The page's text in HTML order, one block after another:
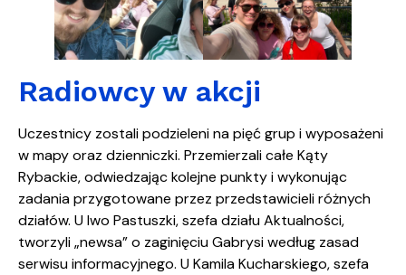
Radiowcy w akcji
Uczestnicy zostali podzieleni na pięć grup i wyposażeni
w mapy oraz dzienniczki. Przemierzali całe Kąty
Rybackie, odwiedzając kolejne punkty i wykonując
zadania przygotowane przez przedstawicieli różnych
działów. U Iwo Pastuszki, szefa działu Aktualności,
tworzyli „newsa” o zaginięciu Gabrysi według zasad
serwisu informacyjnego. U Kamila Kucharskiego, szefa